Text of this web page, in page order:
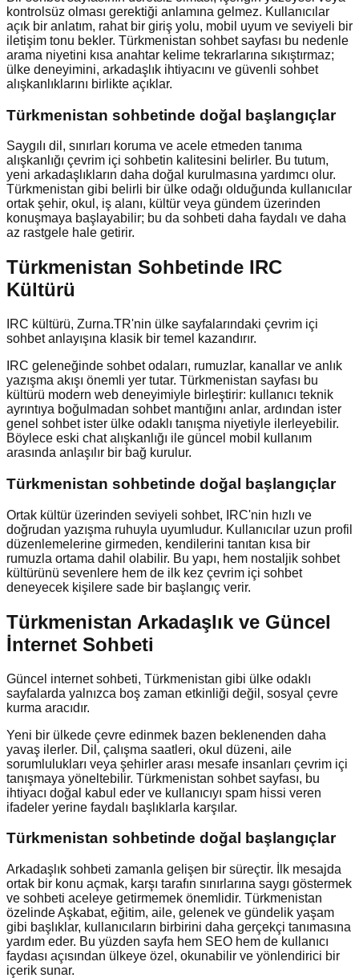
kontrolsüz olması gerektiği anlamına gelmez. Kullanıcılar
açık bir anlatım, rahat bir giriş yolu, mobil uyum ve seviyeli bir
iletişim tonu bekler. Türkmenistan sohbet sayfası bu nedenle
arama niyetini kısa anahtar kelime tekrarlarına sıkıştırmaz;
ülke deneyimini, arkadaşlık ihtiyacını ve güvenli sohbet
alışkanlıklarını birlikte açıklar.
Türkmenistan sohbetinde doğal başlangıçlar
Saygılı dil, sınırları koruma ve acele etmeden tanıma
alışkanlığı çevrim içi sohbetin kalitesini belirler. Bu tutum,
yeni arkadaşlıkların daha doğal kurulmasına yardımcı olur.
Türkmenistan gibi belirli bir ülke odağı olduğunda kullanıcılar
ortak şehir, okul, iş alanı, kültür veya gündem üzerinden
konuşmaya başlayabilir; bu da sohbeti daha faydalı ve daha
az rastgele hale getirir.
Türkmenistan Sohbetinde IRC
Kültürü
IRC kültürü, Zurna.TR'nin ülke sayfalarındaki çevrim içi
sohbet anlayışına klasik bir temel kazandırır.
IRC geleneğinde sohbet odaları, rumuzlar, kanallar ve anlık
yazışma akışı önemli yer tutar. Türkmenistan sayfası bu
kültürü modern web deneyimiyle birleştirir: kullanıcı teknik
ayrıntıya boğulmadan sohbet mantığını anlar, ardından ister
genel sohbet ister ülke odaklı tanışma niyetiyle ilerleyebilir.
Böylece eski chat alışkanlığı ile güncel mobil kullanım
arasında anlaşılır bir bağ kurulur.
Türkmenistan sohbetinde doğal başlangıçlar
Ortak kültür üzerinden seviyeli sohbet, IRC'nin hızlı ve
doğrudan yazışma ruhuyla uyumludur. Kullanıcılar uzun profil
düzenlemelerine girmeden, kendilerini tanıtan kısa bir
rumuzla ortama dahil olabilir. Bu yapı, hem nostaljik sohbet
kültürünü sevenlere hem de ilk kez çevrim içi sohbet
deneyecek kişilere sade bir başlangıç verir.
Türkmenistan Arkadaşlık ve Güncel
İnternet Sohbeti
Güncel internet sohbeti, Türkmenistan gibi ülke odaklı
sayfalarda yalnızca boş zaman etkinliği değil, sosyal çevre
kurma aracıdır.
Yeni bir ülkede çevre edinmek bazen beklenenden daha
yavaş ilerler. Dil, çalışma saatleri, okul düzeni, aile
sorumlulukları veya şehirler arası mesafe insanları çevrim içi
tanışmaya yöneltebilir. Türkmenistan sohbet sayfası, bu
ihtiyacı doğal kabul eder ve kullanıcıyı spam hissi veren
ifadeler yerine faydalı başlıklarla karşılar.
Türkmenistan sohbetinde doğal başlangıçlar
Arkadaşlık sohbeti zamanla gelişen bir süreçtir. İlk mesajda
ortak bir konu açmak, karşı tarafın sınırlarına saygı göstermek
ve sohbeti aceleye getirmemek önemlidir. Türkmenistan
özelinde Aşkabat, eğitim, aile, gelenek ve gündelik yaşam
gibi başlıklar, kullanıcıların birbirini daha gerçekçi tanımasına
yardım eder. Bu yüzden sayfa hem SEO hem de kullanıcı
faydası açısından ülkeye özel, okunabilir ve yönlendirici bir
içerik sunar.